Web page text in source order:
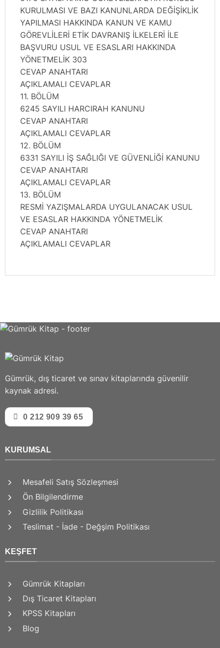
KURULMASI VE BAZI KANUNLARDA DEĞİŞİKLİK
YAPILMASI HAKKINDA KANUN VE KAMU
GÖREVLİLERİ ETİK DAVRANIŞ İLKELERİ İLE
BAŞVURU USUL VE ESASLARI HAKKINDA
YÖNETMELİK 303
CEVAP ANAHTARI
AÇIKLAMALI CEVAPLAR
11. BÖLÜM
6245 SAYILI HARCIRAH KANUNU
CEVAP ANAHTARI
AÇIKLAMALI CEVAPLAR
12. BÖLÜM
6331 SAYILI İŞ SAĞLIĞI VE GÜVENLİĞİ KANUNU
CEVAP ANAHTARI
AÇIKLAMALI CEVAPLAR
13. BÖLÜM
RESMİ YAZIŞMALARDA UYGULANACAK USUL
VE ESASLAR HAKKINDA YÖNETMELİK
CEVAP ANAHTARI
AÇIKLAMALI CEVAPLAR
Gümrük, dış ticaret ve sınav kitaplarında güvenilir
kaynak adresi.
0 212 909 39 65
KURUMSAL
Mesafeli Satış Sözleşmesi
Ön Bilgilendirme
Gizlilik Politikası
Teslimat - İade - Değşim Politikası
KEŞFET
Gümrük Kitapları
Dış Ticaret Kitapları
KPSS Kitapları
Blog